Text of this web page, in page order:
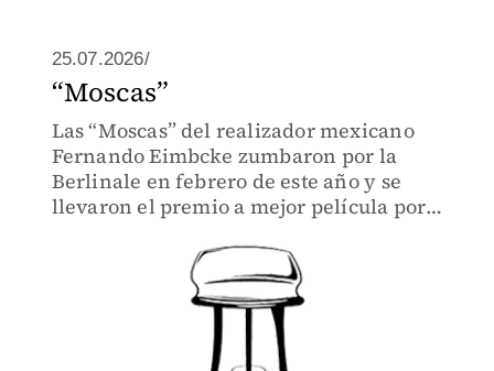
25.07.2026/
“Moscas”
Las “Moscas” del realizador mexicano
Fernando Eimbcke zumbaron por la
Berlinale en febrero de este año y se
llevaron el premio a mejor película por